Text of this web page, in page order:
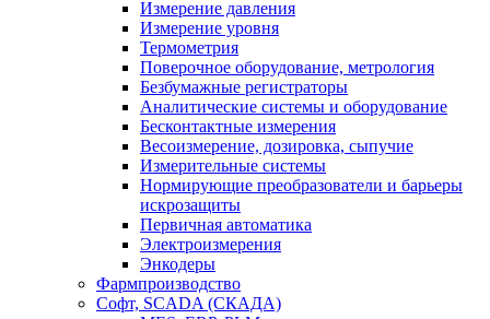
Измерение давления
Измерение уровня
Термометрия
Поверочное оборудование, метрология
Безбумажные регистраторы
Аналитические системы и оборудование
Бесконтактные измерения
Весоизмерение, дозировка, сыпучие
Измерительные системы
Нормирующие преобразователи и барьеры
искрозащиты
Первичная автоматика
Электроизмерения
Энкодеры
Фармпроизводство
Софт, SCADA (СКАДА)